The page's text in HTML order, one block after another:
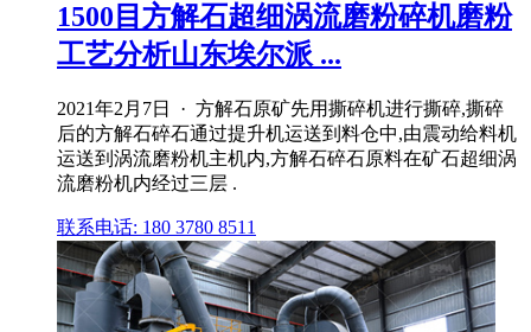
1500目方解石超细涡流磨粉碎机磨粉
工艺分析山东埃尔派 ...
2021年2月7日 · 方解石原矿先用撕碎机进行撕碎,撕碎
后的方解石碎石通过提升机运送到料仓中,由震动给料机
运送到涡流磨粉机主机内,方解石碎石原料在矿石超细涡
流磨粉机内经过三层 .
联系电话: 180 3780 8511